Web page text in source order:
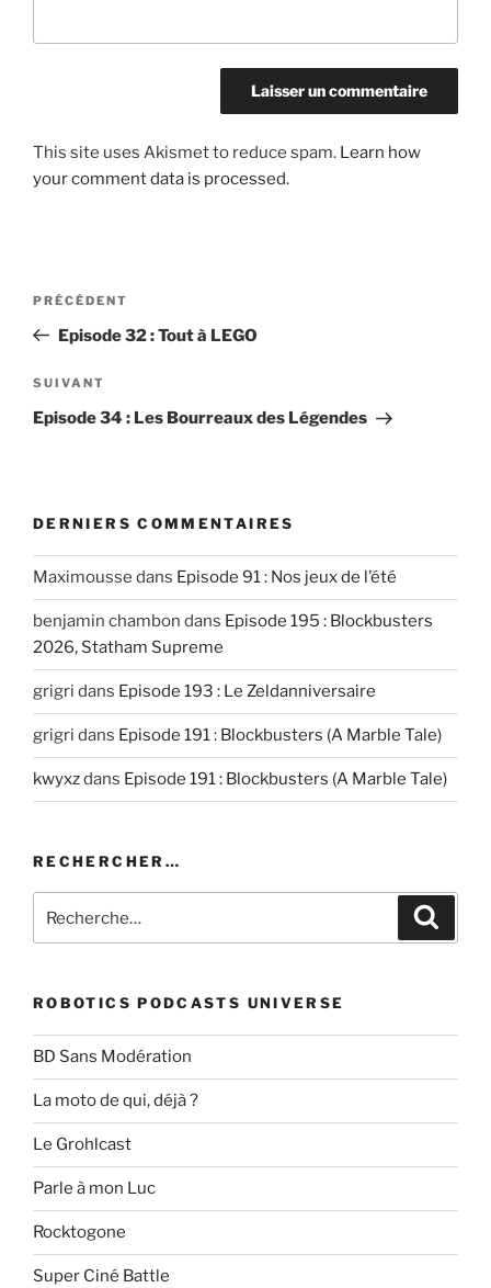
This site uses Akismet to reduce spam. Learn how
your comment data is processed.
Post
Article
précédent
PRÉCÉDENT
Episode 32 : Tout à LEGO
Article
suivant
SUIVANT
Episode 34 : Les Bourreaux des Légendes
DERNIERS COMMENTAIRES
Maximousse dans Episode 91 : Nos jeux de l’été
benjamin chambon dans Episode 195 : Blockbusters
2026, Statham Supreme
grigri dans Episode 193 : Le Zeldanniversaire
grigri dans Episode 191 : Blockbusters (A Marble Tale)
kwyxzdans Episode 191 : Blockbusters (A Marble Tale)
RECHERCHER…
pour
ROBOTICS PODCASTS UNIVERSE
BD Sans Modération
La moto de qui, déjà ?
Le Grohlcast
Parle à mon Luc
Rocktogone
Super Ciné Battle